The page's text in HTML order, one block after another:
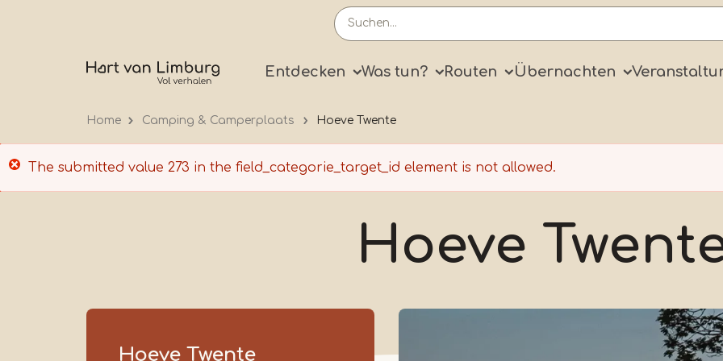
Primary
Entdecken Was tun? Routen Übernachten
Home Camping & Camperplaats Hoeve Twente
Error
The submitted value 273 in the field_categorie_target_id element is not allowed.
Hoeve
Hoeve Twente